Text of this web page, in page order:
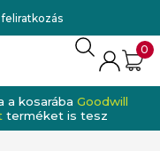
0
a kosarába Goodwill
terméket is tesz